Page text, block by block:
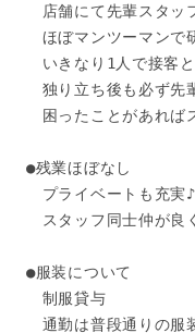
店舗にて先輩スタッ
ほぼマンツーマンで
いきなり1人で接客と
独り立ち後も必ず先
困ったことがあれば
●残業ほぼなし
プライベートも充実♪
スタッフ同士仲が良
●服装について
制服貸与
通勤は普段通りの服